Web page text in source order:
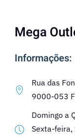
Mega
Informações:
Rua das
9000-053
Domingo a
Sexta-feira,